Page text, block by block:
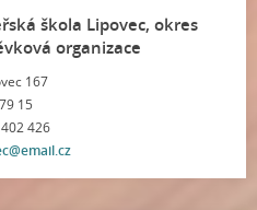
škola Lipovec, okres
organizace
167
15
426